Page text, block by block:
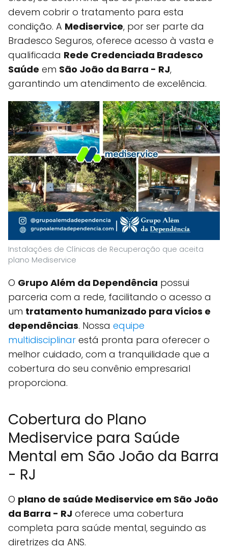
devem cobrir o tratamento para esta
condição. A Mediservice, por ser parte da
Bradesco Seguros, oferece acesso à vasta e
qualificada Rede Credenciada Bradesco
Saúde em São João da Barra - RJ,
garantindo um atendimento de excelência.
Instalações de Clínicas de Recuperação que aceita
plano Mediservice
O Grupo Além da Dependência possui
parceria com a rede, facilitando o acesso a
um tratamento humanizado para vícios e
dependências. Nossa equipe
multidisciplinar está pronta para oferecer o
melhor cuidado, com a tranquilidade que a
cobertura do seu convênio empresarial
proporciona.
Cobertura do Plano
Mediservice para Saúde
Mental em São João da Barra
- RJ
O plano de saúde Mediservice em São João
da Barra - RJ oferece uma cobertura
completa para saúde mental, seguindo as
diretrizes da ANS.